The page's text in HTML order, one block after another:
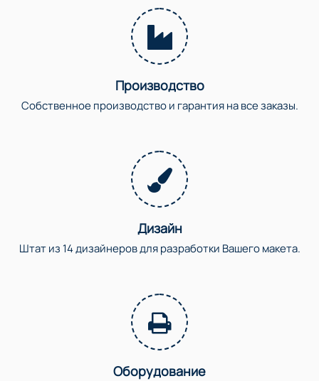
Производство
Собственное производство и гарантия на все заказы.
Дизайн
Штат из 14 дизайнеров для разработки Вашего макета.
Оборудование